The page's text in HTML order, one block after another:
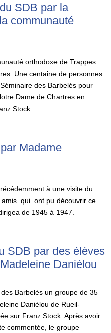
SDB par la
communauté
orthodoxe de Trappes
Une centaine de personnes
des Barbelés pour
Dame de Chartres en
Stock.
Madame
à une visite du
amis qui ont pu découvrir ce
de 1945 à 1947.
SDB par des élèves
Daniélou
Barbelés un groupe de 35
Daniélou de Rueil-
sur Franz Stock. Après avoir
commentée, le groupe